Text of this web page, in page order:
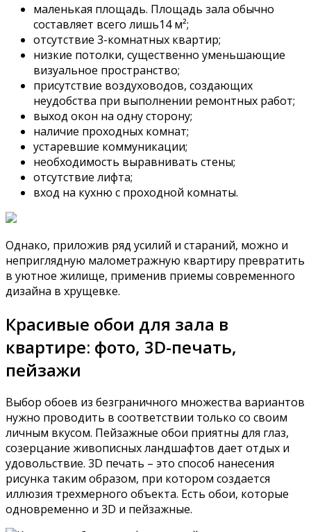
маленькая площадь. Площадь зала обычно
составляет всего лишь14 м²;
отсутствие 3-комнатных квартир;
низкие потолки, существенно уменьшающие
визуальное пространство;
присутствие воздуховодов, создающих
неудобства при выполнении ремонтных работ;
выход окон на одну сторону;
наличие проходных комнат;
устаревшие коммуникации;
необходимость выравнивать стены;
отсутствие лифта;
вход на кухню с проходной комнаты.
Однако, приложив ряд усилий и стараний, можно и
неприглядную малометражную квартиру превратить
в уютное жилище, применив приемы современного
дизайна в хрущевке.
Красивые обои для зала в
квартире: фото, 3D-печать,
пейзажи
Выбор обоев из безграничного множества вариантов
нужно проводить в соответствии только со своим
личным вкусом. Пейзажные обои приятны для глаз,
созерцание живописных ландшафтов дает отдых и
удовольствие. 3D печать – это способ нанесения
рисунка таким образом, при котором создается
иллюзия трехмерного объекта. Есть обои, которые
одновременно и 3D и пейзажные.